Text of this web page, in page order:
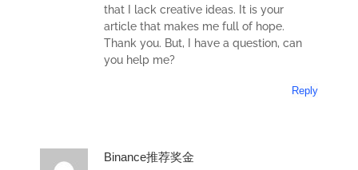
that I lack creative ideas. It is your
article that makes me full of hope.
Thank you. But, I have a question, can
you help me?
Reply
Binance推荐奖金